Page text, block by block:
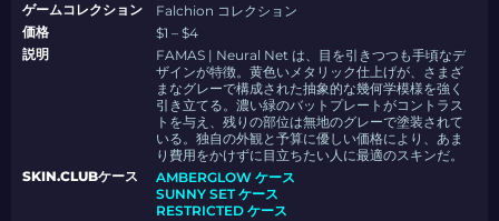
ゲームコレクション
Falchion コレクション
価格
$1 – $4
説明
FAMAS | Neural Net は、目を引きつつも手頃なデ
ザインが特徴。黄色いメタリック仕上げが、さまざ
まなグレーで構成された抽象的な幾何学模様を強く
引き立てる。濃い緑のバットプレートがコントラス
トを与え、残りの部位は無地のグレーで塗装されて
いる。独自の外観と予算に優しい価格により、あま
り費用をかけずに目立ちたい人に最適のスキンだ。
SKIN.CLUBケース
AMBERGLOW ケース
SUNNY SET ケース
RESTRICTED ケース